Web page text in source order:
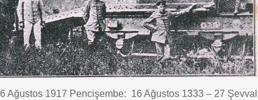
Ağustos 1917 Pencişembe: 16 Ağustos 1333 – 27 Şevval